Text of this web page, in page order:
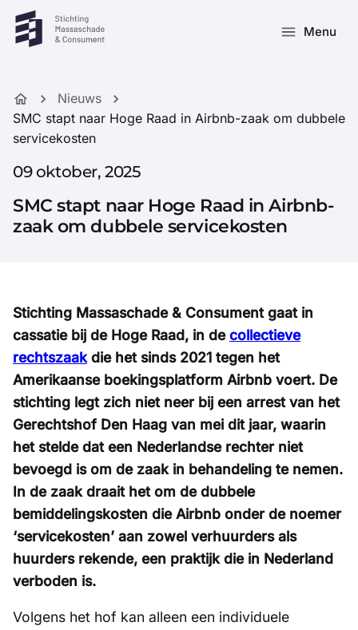
Menu
Nieuws
SMC stapt naar Hoge Raad in Airbnb-zaak om dubbele
servicekosten
09 oktober, 2025
SMC stapt naar Hoge Raad in Airbnb-
zaak om dubbele servicekosten
Stichting Massaschade & Consument gaat in
cassatie bij de Hoge Raad, in decollectieve
rechtszaakdie het sinds 2021 tegen het
Amerikaanse boekingsplatform Airbnb voert. De
stichting legt zich niet neer bij een arrest van het
Gerechtshof Den Haag van mei dit jaar, waarin
het stelde dat een Nederlandse rechter niet
bevoegd is om de zaak in behandeling te nemen.
In de zaak draait het om de dubbele
bemiddelingskosten die Airbnb onder de noemer
‘servicekosten’ aan zowel verhuurders als
huurders rekende, een praktijk die in Nederland
verboden is.
Volgens het hof kan alleen een individuele